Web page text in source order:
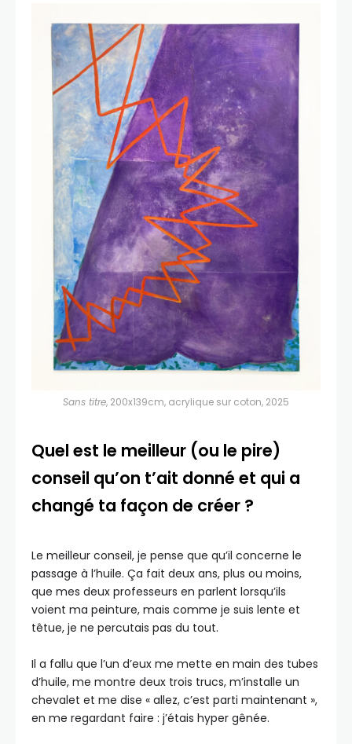
Sans titre, 200x139cm, acrylique sur coton, 2025
Quel est le meilleur (ou le pire)
conseil qu’on t’ait donné et qui a
changé ta façon de créer ?
Le meilleur conseil, je pense que qu’il concerne le
passage à l’huile. Ça fait deux ans, plus ou moins,
que mes deux professeurs en parlent lorsqu’ils
voient ma peinture, mais comme je suis lente et
têtue, je ne percutais pas du tout.
Il a fallu que l’un d’eux me mette en main des tubes
d’huile, me montre deux trois trucs, m’installe un
chevalet et me dise « allez, c’est parti maintenant »,
en me regardant faire : j’étais hyper gênée.